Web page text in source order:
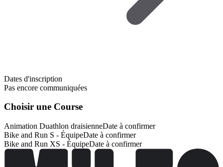
Dates d'inscription
Pas encore communiquées
Choisir une Course
Animation Duathlon draisienneDate à confirmer
Bike and Run S - ÉquipeDate à confirmer
Bike and Run XS - ÉquipeDate à confirmer